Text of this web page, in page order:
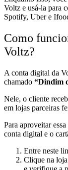
Voltz e usá-la para
Spotify, Uber e
Como
Voltz?
A conta digital da
chamado “Dindim
Nele, o cliente
em lojas parceiras
Para aproveitar
conta digital e o
Entre neste
Clique na